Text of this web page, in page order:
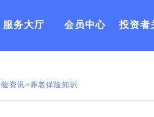
服务大厅 会员中心 投资者
资讯> 养老保险知识